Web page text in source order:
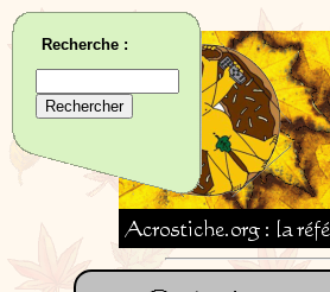
Recherche :